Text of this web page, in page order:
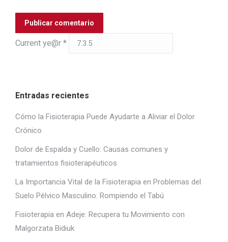
Publicar comentario
Current ye@r *
Entradas recientes
Cómo la Fisioterapia Puede Ayudarte a Aliviar el Dolor
Crónico
Dolor de Espalda y Cuello: Causas comunes y
tratamientos fisioterapéuticos
La Importancia Vital de la Fisioterapia en Problemas del
Suelo Pélvico Masculino: Rompiendo el Tabú
Fisioterapia en Adeje: Recupera tu Movimiento con
Malgorzata Bidiuk